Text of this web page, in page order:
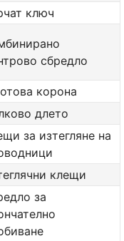
ключ
сбредло
корона
длето
за изтегляне на
клещи
за